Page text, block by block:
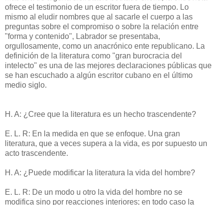
ofrece el testimonio de un escritor fuera de tiempo. Lo
mismo al eludir nombres que al sacarle el cuerpo a las
preguntas sobre el compromiso o sobre la relación entre
"forma y contenido", Labrador se presentaba,
orgullosamente, como un anacrónico ente republicano. La
definición de la literatura como "gran burocracia del
intelecto" es una de las mejores declaraciones públicas que
se han escuchado a algún escritor cubano en el último
medio siglo.
H. A: ¿Cree que la literatura es un hecho trascendente?
E. L. R: En la medida en que se enfoque. Una gran
literatura, que a veces supera a la vida, es por supuesto un
acto trascendente.
H. A: ¿Puede modificar la literatura la vida del hombre?
E. L. R: De un modo u otro la vida del hombre no se
modifica sino por reacciones interiores; en todo caso la